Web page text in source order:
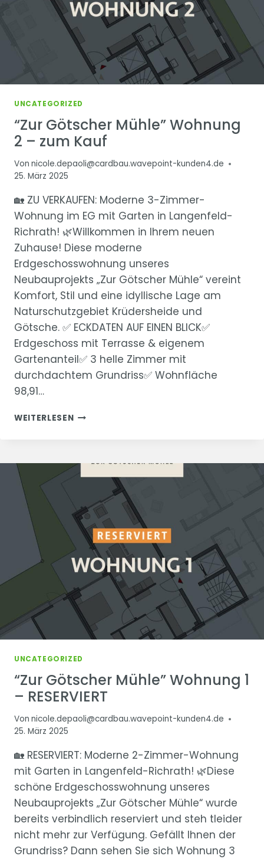
UNCATEGORIZED
“Zur Götscher Mühle” Wohnung
2 – zum Kauf
Von nicole.depaoli@cardbau.wavepoint-kunden4.de
25. März 2025
🏡 ZU VERKAUFEN: Moderne 3-Zimmer-
Wohnung im EG mit Garten in Langenfeld-
Richrath! 🌿Willkommen in Ihrem neuen
Zuhause! Diese moderne
Erdgeschosswohnung unseres
Neubauprojekts „Zur Götscher Mühle“ vereint
Komfort, Stil und eine idyllische Lage am
Naturschutzgebiet Krüdersheide und
Götsche. ✅ ECKDATEN AUF EINEN BLICK✅
Erdgeschoss mit Terrasse & eigenem
Gartenanteil✅ 3 helle Zimmer mit
durchdachtem Grundriss✅ Wohnfläche
98,91…
WEITERLESEN“ZUR
2
KAUF
UNCATEGORIZED
“Zur Götscher Mühle” Wohnung 1
– RESERVIERT
Von nicole.depaoli@cardbau.wavepoint-kunden4.de
25. März 2025
🏡 RESERVIERT: Moderne 2-Zimmer-Wohnung
mit Garten in Langenfeld-Richrath! 🌿Diese
schöne Erdgeschosswohnung unseres
Neubauprojekts „Zur Götscher Mühle“ wurde
bereits verbindlich reserviert und steh tleider
nicht mehr zur Verfügung. Gefällt Ihnen der
Grundriss? Dann sehen Sie sich Wohnung 3